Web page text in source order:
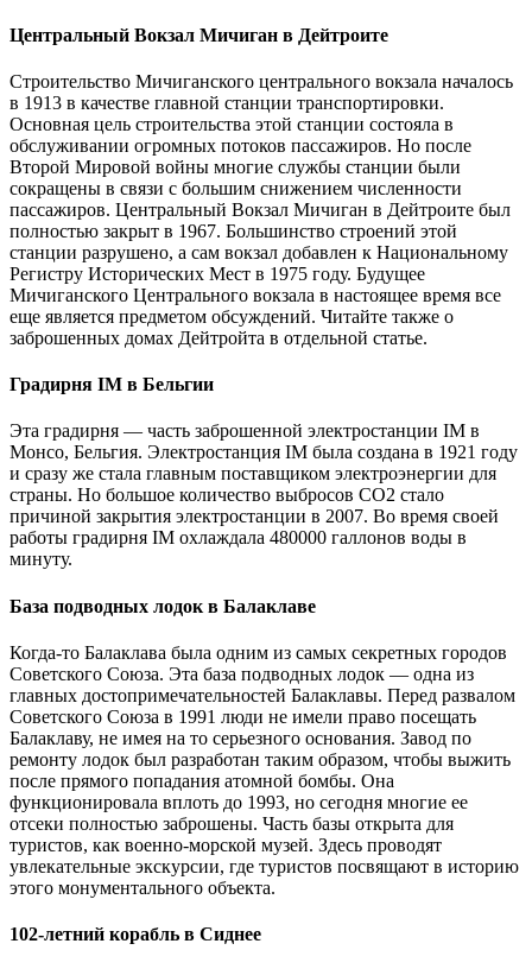
Центральный Вокзал Мичиган в Дейтроите
Строительство Мичиганского центрального вокзала началось
в 1913 в качестве главной станции транспортировки.
Основная цель строительства этой станции состояла в
обслуживании огромных потоков пассажиров. Но после
Второй Мировой войны многие службы станции были
сокращены в связи с большим снижением численности
пассажиров. Центральный Вокзал Мичиган в Дейтроите был
полностью закрыт в 1967. Большинство строений этой
станции разрушено, а сам вокзал добавлен к Национальному
Регистру Исторических Мест в 1975 году. Будущее
Мичиганского Центрального вокзала в настоящее время все
еще является предметом обсуждений. Читайте также о
заброшенных домах Дейтройта в отдельной статье.
Градирня IM в Бельгии
Эта градирня — часть заброшенной электростанции IM в
Монсо, Бельгия. Электростанция IM была создана в 1921 году
и сразу же стала главным поставщиком электроэнергии для
страны. Но большое количество выбросов CO2 стало
причиной закрытия электростанции в 2007. Во время своей
работы градирня IM охлаждала 480000 галлонов воды в
минуту.
База подводных лодок в Балаклаве
Когда-то Балаклава была одним из самых секретных городов
Советского Союза. Эта база подводных лодок — одна из
главных достопримечательностей Балаклавы. Перед развалом
Советского Союза в 1991 люди не имели право посещать
Балаклаву, не имея на то серьезного основания. Завод по
ремонту лодок был разработан таким образом, чтобы выжить
после прямого попадания атомной бомбы. Она
функционировала вплоть до 1993, но сегодня многие ее
отсеки полностью заброшены. Часть базы открыта для
туристов, как военно-морской музей. Здесь проводят
увлекательные экскурсии, где туристов посвящают в историю
этого монументального объекта.
102-летний корабль в Сиднее